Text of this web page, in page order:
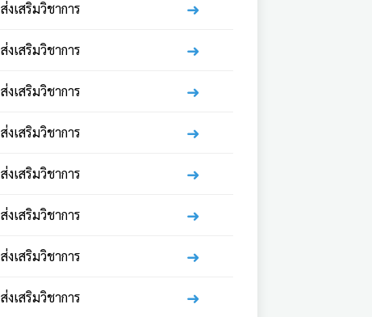
ส่งเสริมวิชาการ ➜
ส่งเสริมวิชาการ ➜
ส่งเสริมวิชาการ ➜
ส่งเสริมวิชาการ ➜
ส่งเสริมวิชาการ ➜
ส่งเสริมวิชาการ ➜
ส่งเสริมวิชาการ ➜
ส่งเสริมวิชาการ ➜